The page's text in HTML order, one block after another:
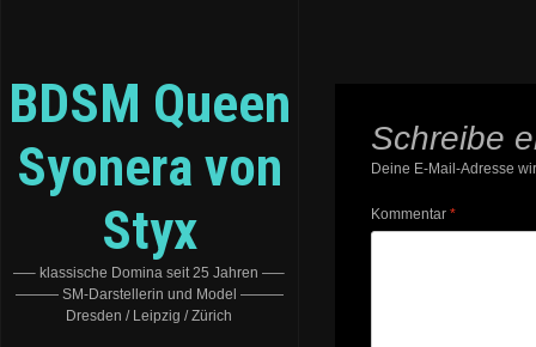
BDSM Queen
Syonera von
Styx
—– klassische Domina seit 25 Jahren —–
——— SM-Darstellerin und Model ———
Dresden / Leipzig / Zürich
Schreibe
Deine E-Mail-Adresse
Kommentar *